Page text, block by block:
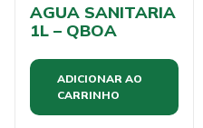
AGUA SANITARIA
1L – QBOA
ADICIONAR AO
CARRINHO